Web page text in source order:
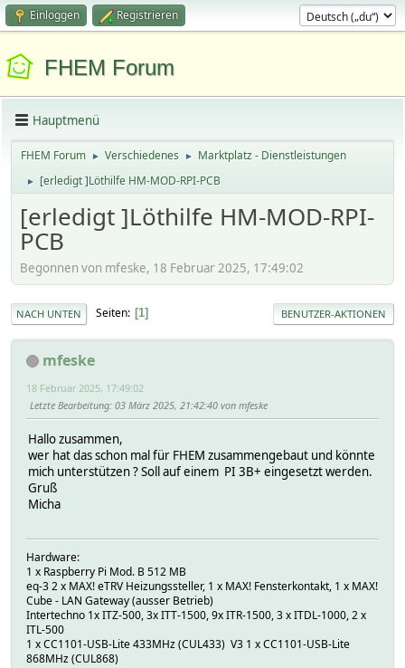
Einloggen Registrieren
FHEM Forum
Hauptmenü
FHEM Forum ► Verschiedenes ► Marktplatz - Dienstleistungen
► [erledigt ]Löthilfe HM-MOD-RPI-PCB
[erledigt ]Löthilfe HM-MOD-RPI-
PCB
Begonnen von mfeske, 18 Februar 2025, 17:49:02
NACH UNTEN Seiten 1 BENUTZER-AKTIONEN
mfeske
18 Februar 2025, 17:49:02
Letzte Bearbeitung: 03 März 2025, 21:42:40 von mfeske
Hallo zusammen,
wer hat das schon mal für FHEM zusammengebaut und könnte
mich unterstützen ? Soll auf einem PI 3B+ eingesetzt werden.
Gruß
Micha
Hardware:
1 x Raspberry Pi Mod. B 512 MB
eq-3 2 x MAX! eTRV Heizungssteller, 1 x MAX! Fensterkontakt, 1 x MAX!
Cube - LAN Gateway (ausser Betrieb)
Intertechno 1x ITZ-500, 3x ITT-1500, 9x ITR-1500, 3 x ITDL-1000, 2 x
ITL-500
1 x CC1101-USB-Lite 433MHz (CUL433) V3 1 x CC1101-USB-Lite
868MHz (CUL868)